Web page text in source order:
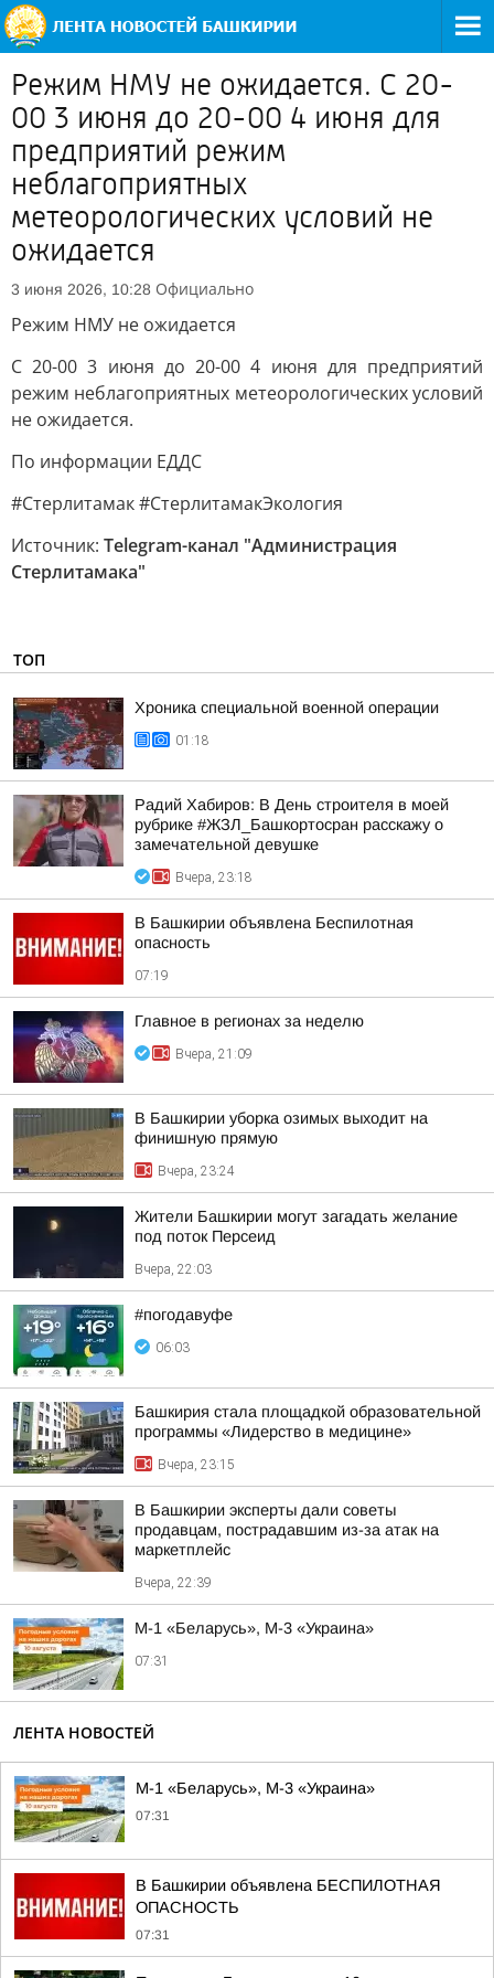
Режим НМУ не ожидается. С 20-
00 3 июня до 20-00 4 июня для
предприятий режим
неблагоприятных
метеорологических условий не
ожидается
3 июня 2026, 10:28 Официально
Режим НМУ не ожидается
С 20-00 3 июня до 20-00 4 июня для предприятий
режим неблагоприятных метеорологических условий
не ожидается.
По информации ЕДДС
#Стерлитамак #СтерлитамакЭкология
Источник: Telegram-канал "Администрация
Стерлитамака"
ТОП
Хроника специальной военной операции
01:18
Радий Хабиров: В День строителя в моей
рубрике #ЖЗЛ_Башкортосран расскажу о
замечательной девушке
Вчера, 23:18
В Башкирии объявлена Беспилотная
опасность
07:19
Главное в регионах за неделю
Вчера, 21:09
В Башкирии уборка озимых выходит на
финишную прямую
Вчера, 23:24
Жители Башкирии могут загадать желание
под поток Персеид
Вчера, 22:03
#погодавуфе
06:03
Башкирия стала площадкой образовательной
программы «Лидерство в медицине»
Вчера, 23:15
В Башкирии эксперты дали советы
продавцам, пострадавшим из-за атак на
маркетплейс
Вчера, 22:39
М-1 «Беларусь», М-3 «Украина»
07:31
ЛЕНТА НОВОСТЕЙ
М-1 «Беларусь», М-3 «Украина»
07:31
В Башкирии объявлена БЕСПИЛОТНАЯ
ОПАСНОСТЬ
07:31